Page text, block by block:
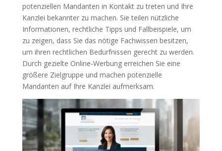
potenziellen Mandanten in Kontakt zu treten und Ihre
Kanzlei bekannter zu machen. Sie teilen nützliche
Informationen, rechtliche Tipps und Fallbeispiele, um
zu zeigen, dass Sie das nötige Fachwissen besitzen,
um ihren rechtlichen Bedürfnissen gerecht zu werden.
Durch gezielte Online-Werbung erreichen Sie eine
größere Zielgruppe und machen potenzielle
Mandanten auf Ihre Kanzlei aufmerksam.